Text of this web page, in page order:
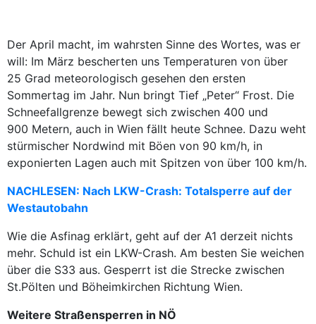
Der April macht, im wahrsten Sinne des Wortes, was er
will: Im März bescherten uns Temperaturen von über
25 Grad meteorologisch gesehen den ersten
Sommertag im Jahr. Nun bringt Tief „Peter“ Frost. Die
Schneefallgrenze bewegt sich zwischen 400 und
900 Metern, auch in Wien fällt heute Schnee. Dazu weht
stürmischer Nordwind mit Böen von 90 km/h, in
exponierten Lagen auch mit Spitzen von über 100 km/h.
NACHLESEN: Nach LKW-Crash: Totalsperre auf der
Westautobahn
Wie die Asfinag erklärt, geht auf der A1 derzeit nichts
mehr. Schuld ist ein LKW-Crash. Am besten Sie weichen
über die S33 aus. Gesperrt ist die Strecke zwischen
St.Pölten und Böheimkirchen Richtung Wien.
Weitere Straßensperren in NÖ